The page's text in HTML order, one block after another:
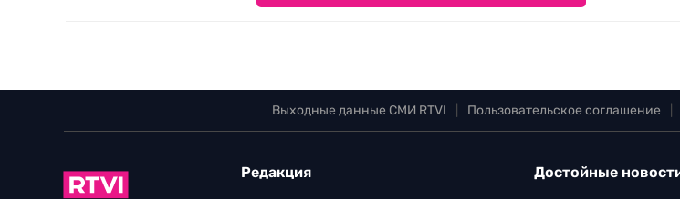
Выходные данные СМИ RTVI Пользовательское соглашение
Редакция Достойные